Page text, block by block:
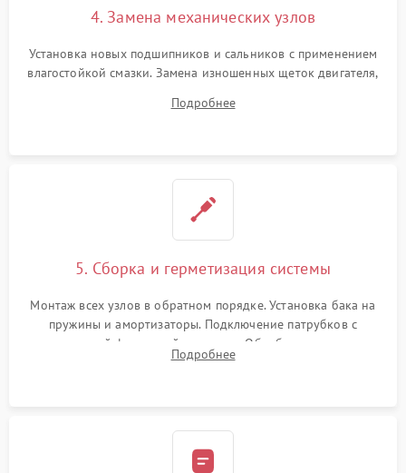
4. Замена механических узлов
Установка новых подшипников и сальников с применением
влагостойкой смазки. Замена изношенных щеток двигателя,
или поврежденной резиновой манжеты.
Подробнее
5. Сборка и герметизация системы
Монтаж всех узлов в обратном порядке. Установка бака на
пружины и амортизаторы. Подключение патрубков с
надежной фиксацией хомутами. Обработка стыков
герметиком для предотвращения возможных протечек воды.
Подробнее